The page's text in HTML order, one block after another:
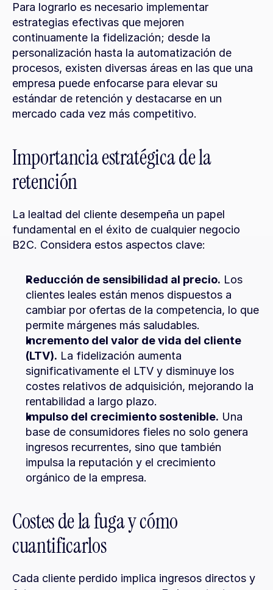
Para lograrlo es necesario implementar
estrategias efectivas que mejoren
continuamente la fidelización; desde la
personalización hasta la automatización de
procesos, existen diversas áreas en las que una
empresa puede enfocarse para elevar su
estándar de retención y destacarse en un
mercado cada vez más competitivo.
Importancia estratégica de la
retención
La lealtad del cliente desempeña un papel
fundamental en el éxito de cualquier negocio
B2C. Considera estos aspectos clave:
Reducción de sensibilidad al precio. Los
clientes leales están menos dispuestos a
cambiar por ofertas de la competencia, lo que
permite márgenes más saludables.
Incremento del valor de vida del cliente
(LTV). La fidelización aumenta
significativamente el LTV y disminuye los
costes relativos de adquisición, mejorando la
rentabilidad a largo plazo.
Impulso del crecimiento sostenible. Una
base de consumidores fieles no solo genera
ingresos recurrentes, sino que también
impulsa la reputación y el crecimiento
orgánico de la empresa.
Costes de la fuga y cómo
cuantificarlos
Cada cliente perdido implica ingresos directos y